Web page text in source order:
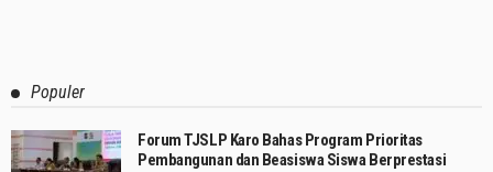
Populer
Forum TJSLP Karo Bahas Program Prioritas
Pembangunan dan Beasiswa Siswa Berprestasi